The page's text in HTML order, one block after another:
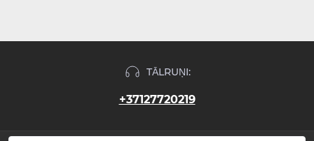
TĀLRUŅI:
+37127720219